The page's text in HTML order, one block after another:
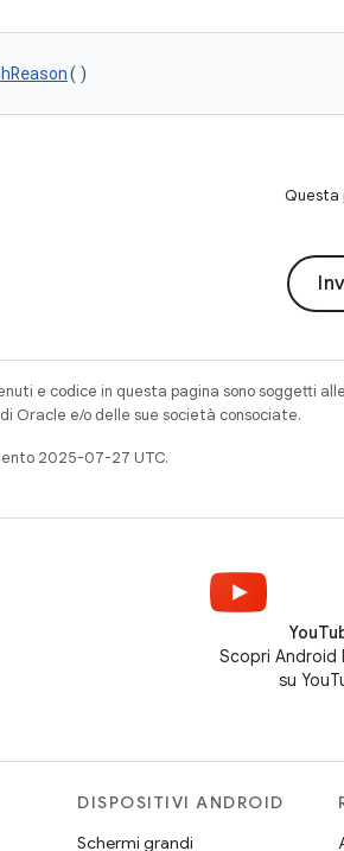
()
Questa
e codice in questa pagina sono soggetti
Oracle e/o delle sue società consociate.
2025-07-27 UTC.
Scopri Android
su
DISPOSITIVI ANDROID
Schermi grandi